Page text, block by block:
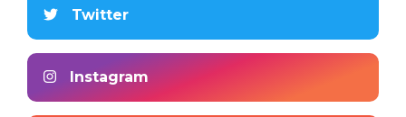
Twitter
Instagram